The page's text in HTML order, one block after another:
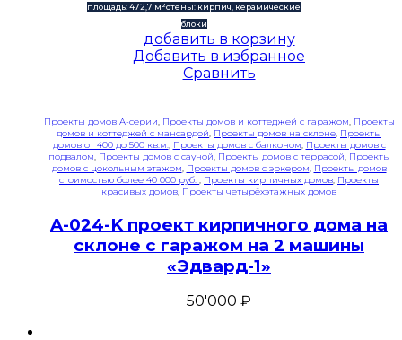
площадь: 472,7 м²стены: кирпич, керамические
блоки
добавить в корзину
Добавить в избранное
Сравнить
Проекты домов A-серии, Проекты домов и коттеджей с гаражом, Проекты
домов и коттеджей с мансардой, Проекты домов на склоне, Проекты
домов от 400 до 500 кв.м., Проекты домов с балконом, Проекты домов с
подвалом, Проекты домов с сауной, Проекты домов с террасой, Проекты
домов с цокольным этажом, Проекты домов с эркером, Проекты домов
стоимостью более 40 000 руб. , Проекты кирпичных домов, Проекты
красивых домов, Проекты четырёхэтажных домов
A-024-K проект кирпичного дома на
склоне с гаражом на 2 машины
«Эдвард-1»
50'000 ₽